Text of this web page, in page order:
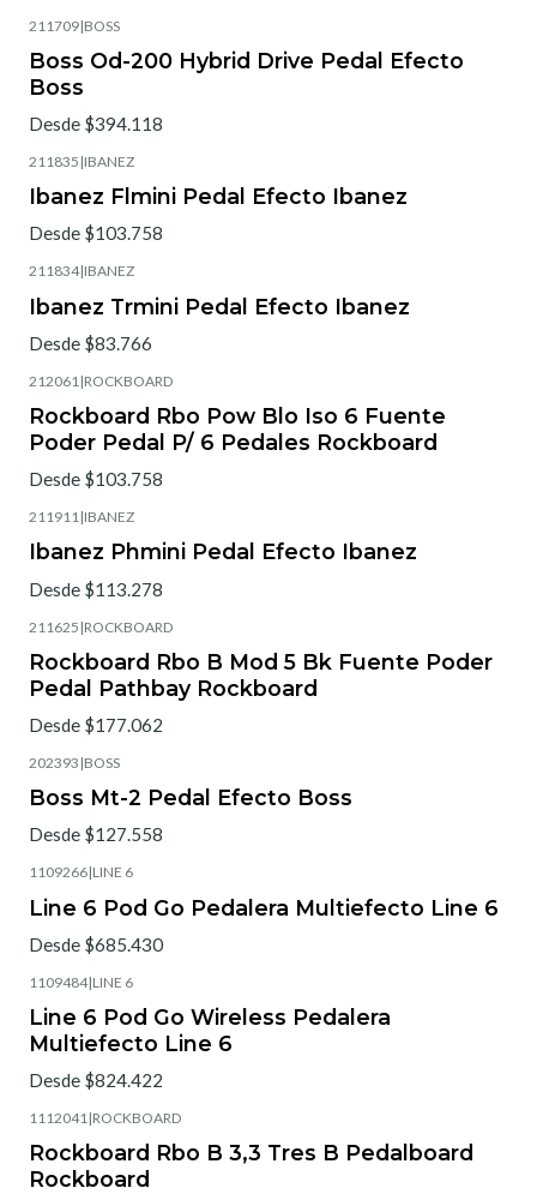
211709|BOSS
Boss Od-200 Hybrid Drive Pedal Efecto
Boss
Desde $394.118
211835 |IBANEZ
Ibanez Flmini Pedal Efecto Ibanez
Desde $103.758
211834|IBANEZ
Ibanez Trmini Pedal Efecto Ibanez
Desde $83.766
212061 |ROCKBOARD
Rockboard Rbo Pow Blo Iso 6 Fuente
Poder Pedal P/ 6 Pedales Rockboard
Desde $103.758
211911|IBANEZ
Ibanez Phmini Pedal Efecto Ibanez
Desde $113.278
211625 |ROCKBOARD
Rockboard Rbo B Mod 5 Bk Fuente Poder
Pedal Pathbay Rockboard
Desde $177.062
202393 |BOSS
Boss Mt-2 Pedal Efecto Boss
Desde $127.558
1109266|LINE 6
Line 6 Pod Go Pedalera Multiefecto Line 6
Desde $685.430
1109484|LINE 6
Line 6 Pod Go Wireless Pedalera
Multiefecto Line 6
Desde $824.422
1112041|ROCKBOARD
Rockboard Rbo B 3,3 Tres B Pedalboard
Rockboard